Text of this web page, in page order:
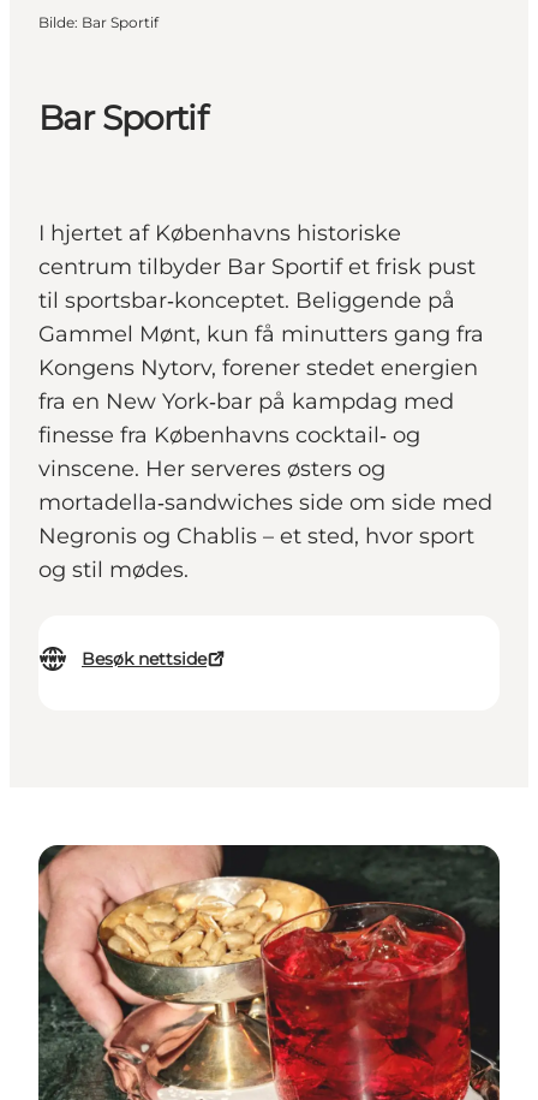
Bar Sportif
I hjertet af Københavns historiske
centrum tilbyder Bar Sportif et frisk pust
til sportsbar‑konceptet. Beliggende på
Gammel Mønt, kun få minutters gang fra
Kongens Nytorv, forener stedet energien
fra en New York‑bar på kampdag med
finesse fra Københavns cocktail‑ og
vinscene. Her serveres østers og
mortadella‑sandwiches side om side med
Negronis og Chablis – et sted, hvor sport
og stil mødes.
Besøk nettside
Bilde: Bar Sportif